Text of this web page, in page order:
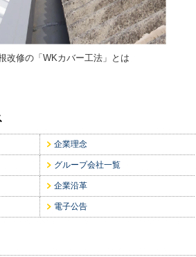
改修の「WKカバー工法」とは
企業理念
グループ会社一覧
企業沿革
電子公告